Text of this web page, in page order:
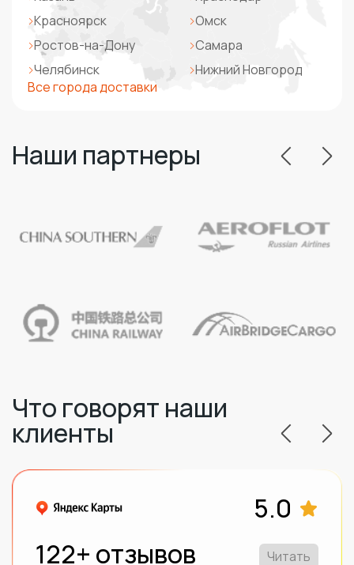
Красноярск
Омск
Ростов-на-Дону
Самара
Челябинск
Нижний Новгород
Все города доставки
Наши партнеры
Что говорят наши
клиенты
5.0
122+ отзывов
Читать